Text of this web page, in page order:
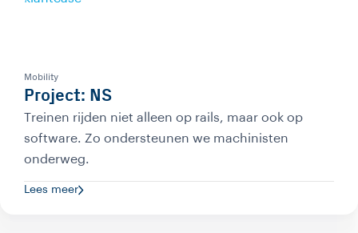
Mobility
Project: NS
Treinen rijden niet alleen op rails, maar ook op
software. Zo ondersteunen we machinisten
onderweg.
Lees meer